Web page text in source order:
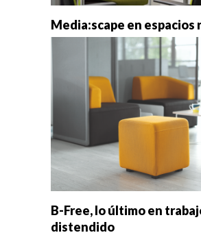
Media:scape en espacios
B-Free, lo último en
distendido